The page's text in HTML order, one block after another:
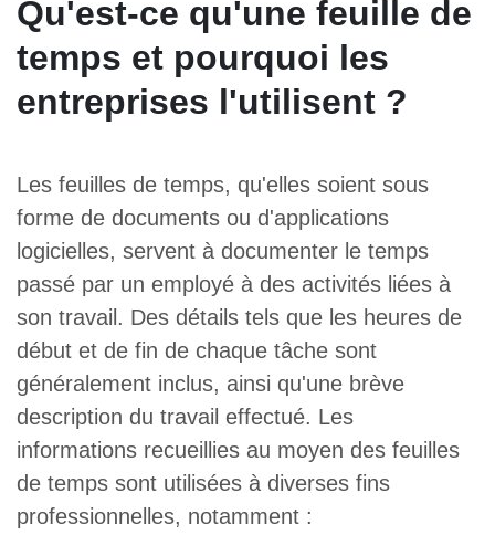
Qu'est-ce qu'une feuille de
temps et pourquoi les
entreprises l'utilisent ?
Les feuilles de temps, qu'elles soient sous
forme de documents ou d'applications
logicielles, servent à documenter le temps
passé par un employé à des activités liées à
son travail. Des détails tels que les heures de
début et de fin de chaque tâche sont
généralement inclus, ainsi qu'une brève
description du travail effectué. Les
informations recueillies au moyen des feuilles
de temps sont utilisées à diverses fins
professionnelles, notamment :